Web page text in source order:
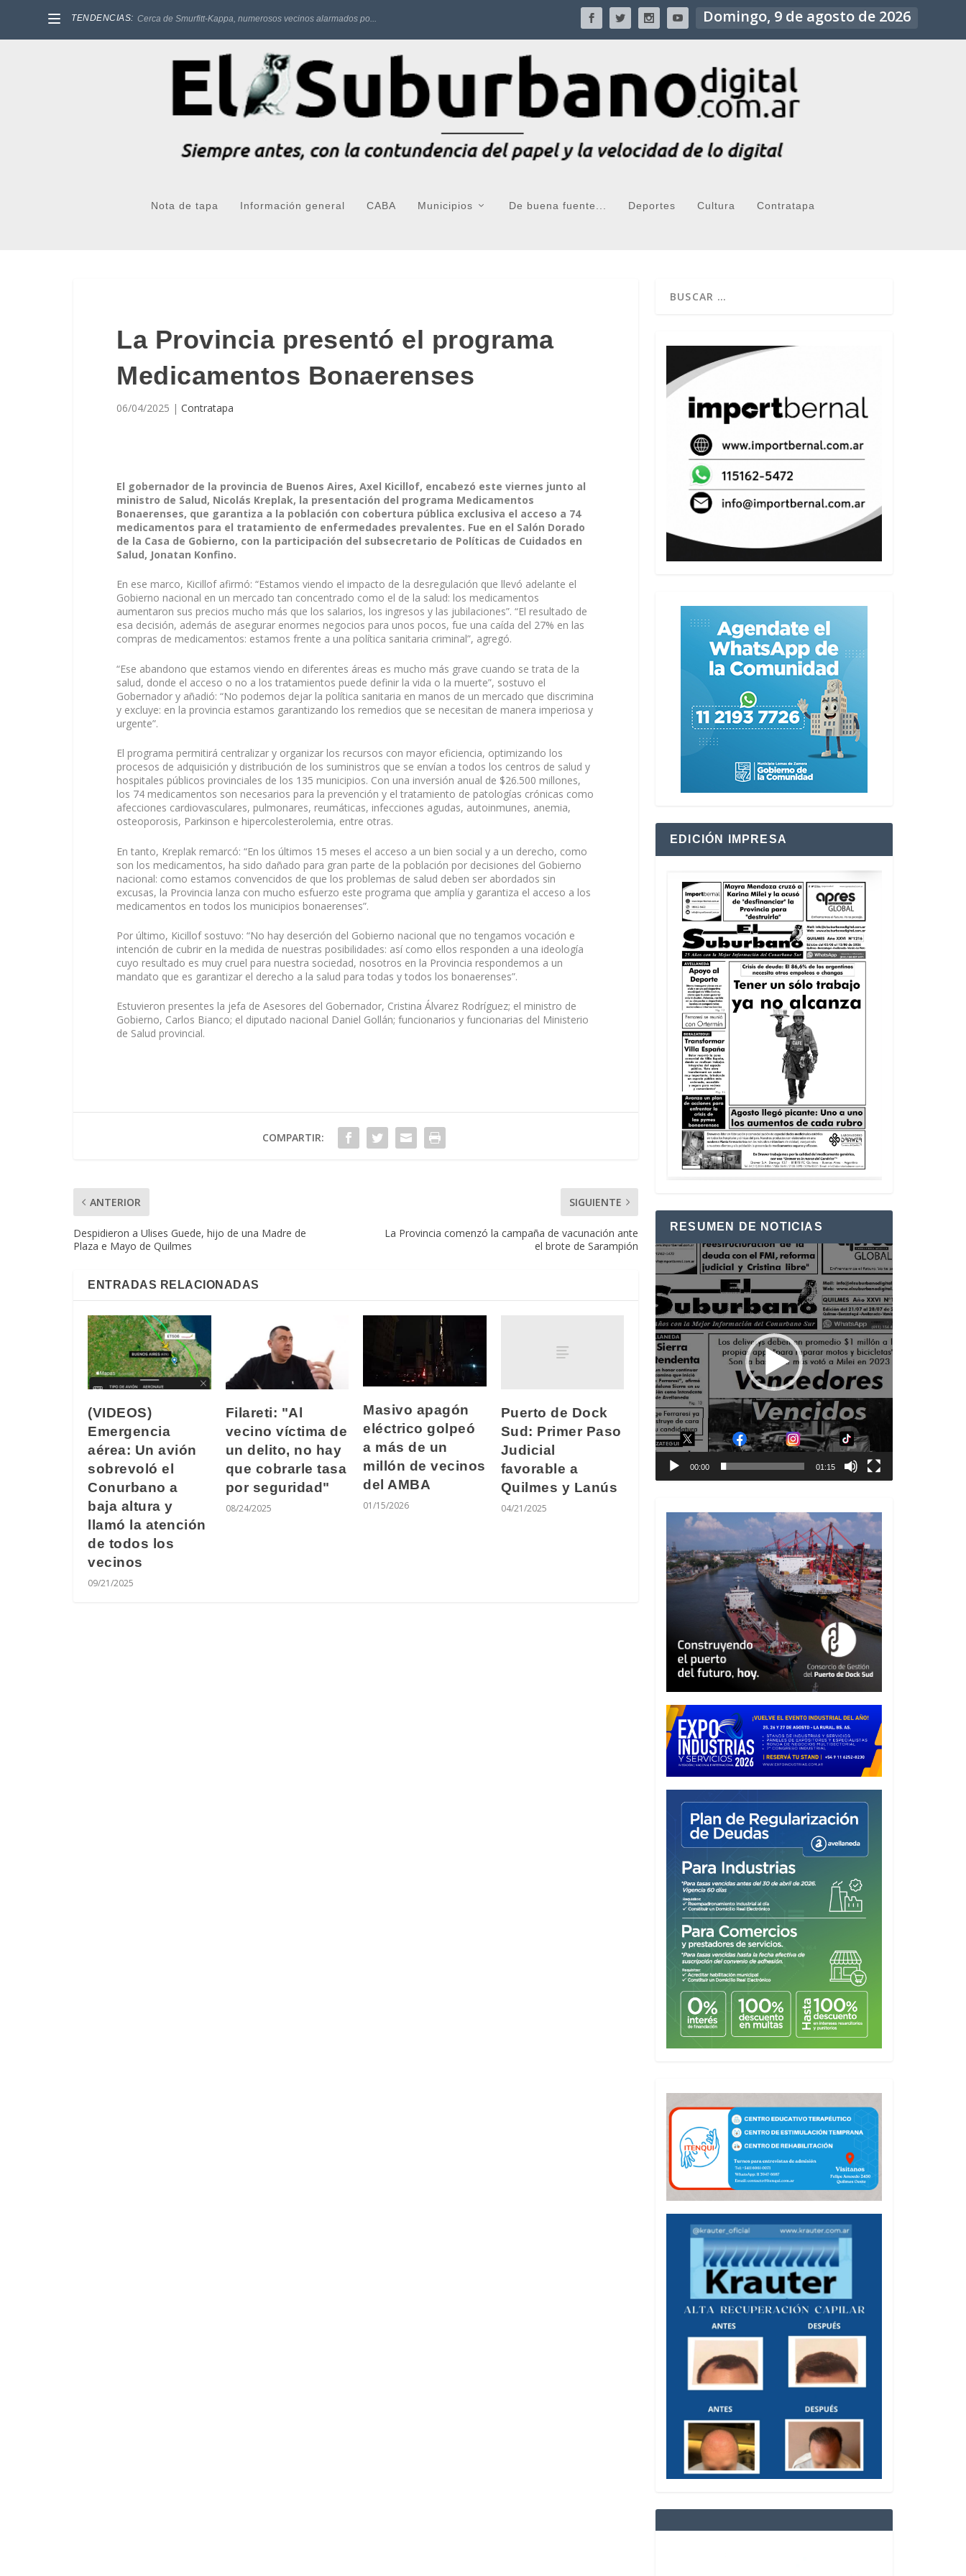
TENDENCIAS: Cerca de Smurfitt-Kappa, numerosos vecinos alarmados po... Domingo, 9 de agosto de 2026
Nota de tapa Información general CABA Municipios De buena fuente... Deportes Cultura Contratapa
La Provincia presentó el programa
Medicamentos Bonaerenses
06/04/2025 | Contratapa
El gobernador de la provincia de Buenos Aires, Axel Kicillof, encabezó este viernes junto al
ministro de Salud, Nicolás Kreplak, la presentación del programa Medicamentos
Bonaerenses, que garantiza a la población con cobertura pública exclusiva el acceso a 74
medicamentos para el tratamiento de enfermedades prevalentes. Fue en el Salón Dorado
de la Casa de Gobierno, con la participación del subsecretario de Políticas de Cuidados en
Salud, Jonatan Konfino.
En ese marco, Kicillof afirmó: “Estamos viendo el impacto de la desregulación que llevó adelante el
Gobierno nacional en un mercado tan concentrado como el de la salud: los medicamentos
aumentaron sus precios mucho más que los salarios, los ingresos y las jubilaciones”. “El resultado de
esa decisión, además de asegurar enormes negocios para unos pocos, fue una caída del 27% en las
compras de medicamentos: estamos frente a una política sanitaria criminal”, agregó.
“Ese abandono que estamos viendo en diferentes áreas es mucho más grave cuando se trata de la
salud, donde el acceso o no a los tratamientos puede definir la vida o la muerte”, sostuvo el
Gobernador y añadió: “No podemos dejar la política sanitaria en manos de un mercado que discrimina
y excluye: en la provincia estamos garantizando los remedios que se necesitan de manera imperiosa y
urgente”.
El programa permitirá centralizar y organizar los recursos con mayor eficiencia, optimizando los
procesos de adquisición y distribución de los suministros que se envían a todos los centros de salud y
hospitales públicos provinciales de los 135 municipios. Con una inversión anual de $26.500 millones,
los 74 medicamentos son necesarios para la prevención y el tratamiento de patologías crónicas como
afecciones cardiovasculares, pulmonares, reumáticas, infecciones agudas, autoinmunes, anemia,
osteoporosis, Parkinson e hipercolesterolemia, entre otras.
En tanto, Kreplak remarcó: “En los últimos 15 meses el acceso a un bien social y a un derecho, como
son los medicamentos, ha sido dañado para gran parte de la población por decisiones del Gobierno
nacional: como estamos convencidos de que los problemas de salud deben ser abordados sin
excusas, la Provincia lanza con mucho esfuerzo este programa que amplía y garantiza el acceso a los
medicamentos en todos los municipios bonaerenses”.
Por último, Kicillof sostuvo: “No hay deserción del Gobierno nacional que no tengamos vocación e
intención de cubrir en la medida de nuestras posibilidades: así como ellos responden a una ideología
cuyo resultado es muy cruel para nuestra sociedad, nosotros en la Provincia respondemos a un
mandato que es garantizar el derecho a la salud para todas y todos los bonaerenses”.
Estuvieron presentes la jefa de Asesores del Gobernador, Cristina Álvarez Rodríguez; el ministro de
Gobierno, Carlos Bianco; el diputado nacional Daniel Gollán; funcionarios y funcionarias del Ministerio
de Salud provincial.
COMPARTIR:
ANTERIOR
Despidieron a Ulises Guede, hijo de una Madre de
Plaza e Mayo de Quilmes
SIGUIENTE
La Provincia comenzó la campaña de vacunación ante
el brote de Sarampión
ENTRADAS RELACIONADAS
(VIDEOS)
Emergencia
aérea: Un avión
sobrevoló el
Conurbano a
baja altura y
llamó la atención
de todos los
vecinos
09/21/2025
Filareti: "Al
vecino víctima de
un delito, no hay
que cobrarle tasa
por seguridad"
08/24/2025
Masivo apagón
eléctrico golpeó
a más de un
millón de vecinos
del AMBA
01/15/2026
Puerto de Dock
Sud: Primer Paso
Judicial
favorable a
Quilmes y Lanús
04/21/2025
EDICIÓN IMPRESA
RESUMEN DE NOTICIAS
Reproductor
de
vídeo
00:00 01:15